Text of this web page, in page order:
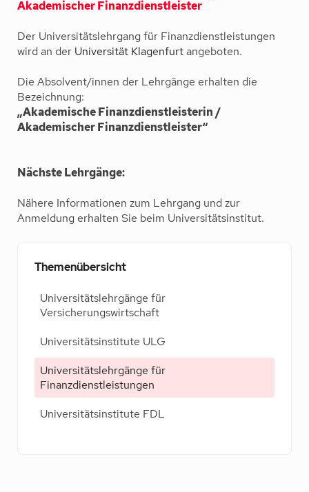
Akademischer Finanzdienstleister
Der Universitätslehrgang für Finanzdienstleistungen
wird an der Universität Klagenfurtangeboten.
Die Absolvent/innen der Lehrgänge erhalten die
Bezeichnung:
„Akademische Finanzdienstleisterin /
Akademischer Finanzdienstleister“
Nächste Lehrgänge:
Nähere Informationen zum Lehrgang und zur
Anmeldung erhalten Sie beim Universitätsinstitut.
Themenübersicht
Universitätslehrgänge für
Versicherungswirtschaft
Universitätsinstitute ULG
Universitätslehrgänge für
Finanzdienstleistungen
Universitätsinstitute FDL